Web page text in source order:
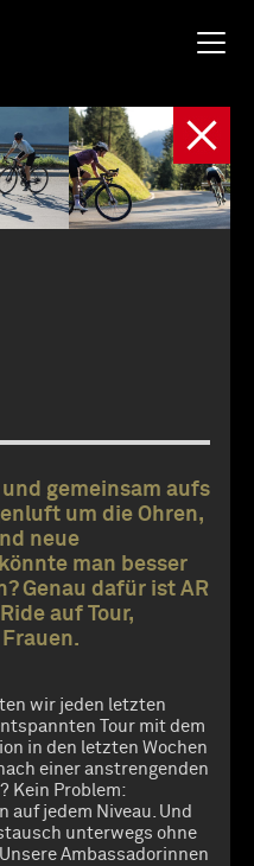
und gemeinsam aufs
um die Ohren,
neue
man besser
Genau dafür ist AR
auf Tour,
wir jeden letzten
Tour mit dem
in den letzten Wochen
einer anstrengenden
Kein Problem:
auf jedem Niveau. Und
unterwegs ohne
Ambassadorinnen